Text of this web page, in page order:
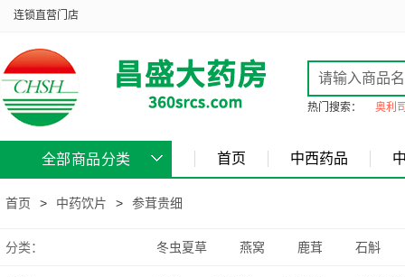
连锁直营门店
热门搜索： 奥利
全部商品分类 首页 中西药品
首页 > 中药饮片 > 参茸贵细
分类： 冬虫夏草 燕窝 鹿茸 石斛